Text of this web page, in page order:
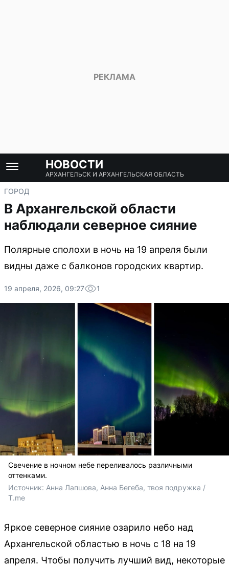
НОВОСТИ
АРХАНГЕЛЬСК И АРХАНГЕЛЬСКАЯ ОБЛАСТЬ
ГОРОД
В Архангельской области
наблюдали северное сияние
Полярные сполохи в ночь на 19 апреля были
видны даже с балконов городских квартир.
19 апреля, 2026, 09:27 1
Свечение в ночном небе переливалось различными
оттенками.
Источник: Анна Лапшова, Анна Бегеба, твоя подружка /
T.me
Яркое северное сияние озарило небо над
Архангельской областью в ночь с 18 на 19
апреля. Чтобы получить лучший вид, некоторые